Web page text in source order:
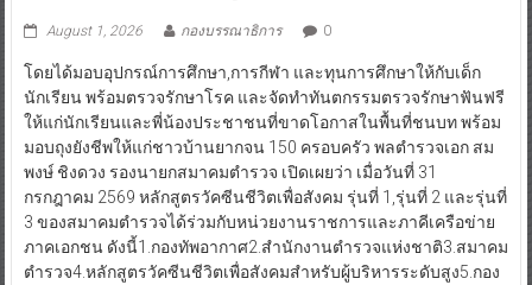
August 1, 2026 กองบรรณาธิการ 0
โดยได้มอบอุปกรณ์การศึกษา,การกีฬา และทุนการศึกษาให้กับเด็ก
นักเรียน พร้อมตรวจรักษาโรค และจัดทำทันตกรรมตรวจรักษาฟันฟรี
ให้แก่นักเรียนและพี่น้องประชาชนที่ขาดโอกาสในพื้นที่ชนบท พร้อม
มอบถุงยังชีพให้แก่ชาวบ้านยากจน 150 ครอบครัว พลตำรวจเอก สม
พงษ์ ชิงดวง รองนายกสมาคมตำรวจ เปิดเผยว่า เมื่อวันที่ 31
กรกฎาคม 2569 หลักสูตรวัคซีนชีวิตเพื่อสังคม รุ่นที่ 1,รุ่นที่ 2 และรุ่นที่
3 ของสมาคมตำรวจได้ร่วมกับหน่วยงานราชการและภาคีเครือข่าย
ภาคเอกชน ดังนี้1.กองทัพอากาศ2.สำนักงานตำรวจแห่งชาติ3.สมาคม
ตำรวจ4.หลักสูตรวัคซีนชีวิตเพื่อสังคมสำหรับผู้บริหารระดับสูง5.กอง